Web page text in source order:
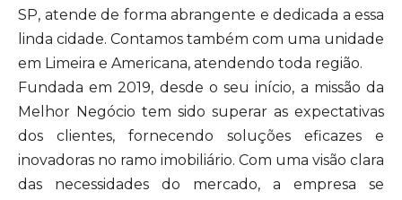
SP, atende de forma abrangente e dedicada a essa
linda cidade. Contamos também com uma unidade
em Limeira e Americana, atendendo toda região.
Fundada em 2019, desde o seu início, a missão da
Melhor Negócio tem sido superar as expectativas
dos clientes, fornecendo soluções eficazes e
inovadoras no ramo imobiliário. Com uma visão clara
das necessidades do mercado, a empresa se